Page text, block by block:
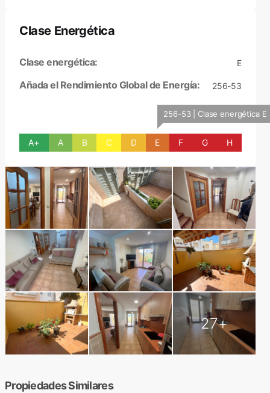
Clase Energética
Clase energética: E
Añada el Rendimiento Global de Energía: 256-53
A+ A B C D
256-53 | Clase energética E
E F G H
27+
Propiedades Similares